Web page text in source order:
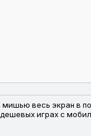
мишью весь экран в
играх с